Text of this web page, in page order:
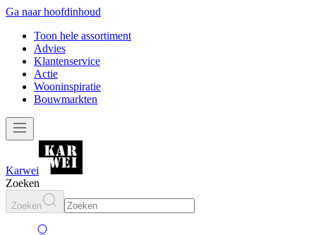
Ga naar hoofdinhoud
Toon hele assortiment
Advies
Klantenservice
Actie
Wooninspiratie
Bouwmarkten
Karwei
Zoeken
Zoeken